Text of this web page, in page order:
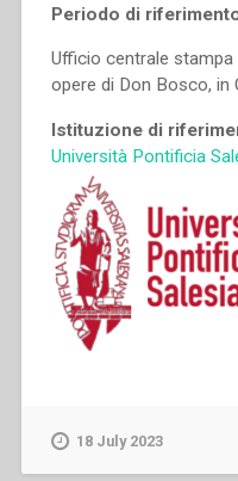
Periodo di
Ufficio centrale stampa
opere di Don Bosco, in
Istituzione di
Università Pontificia
18 July 2023